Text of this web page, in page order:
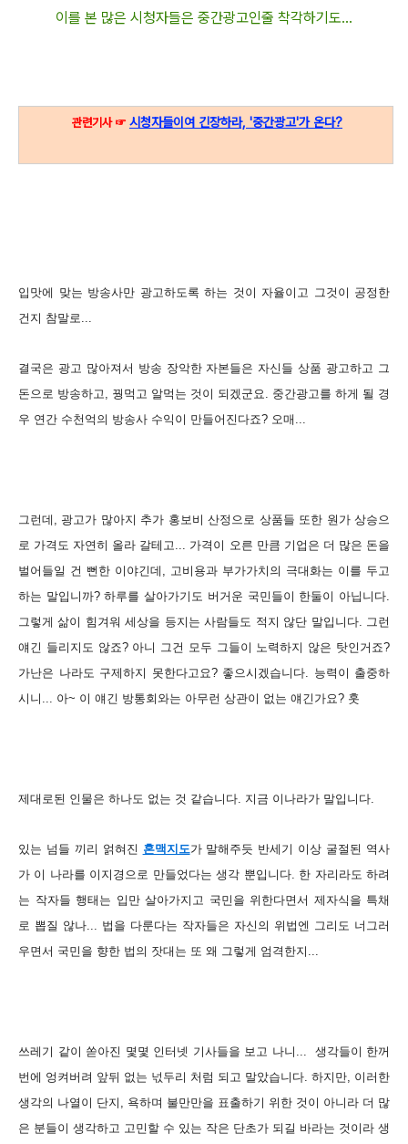
이를 본 많은 시청자들은 중간광고인줄 착각하기도...
관련기사 ☞ 시청자들이여 긴장하라, '중간광고'가 온다?
입맛에 맞는 방송사만 광고하도록 하는 것이 자율이고 그것이 공정한
건지 참말로...
결국은 광고 많아져서 방송 장악한 자본들은 자신들 상품 광고하고 그
돈으로 방송하고, 꿩먹고 알먹는 것이 되겠군요. 중간광고를 하게 될 경
우 연간 수천억의 방송사 수익이 만들어진다죠? 오매...
그런데, 광고가 많아지 추가 홍보비 산정으로 상품들 또한 원가 상승으
로 가격도 자연히 올라 갈테고... 가격이 오른 만큼 기업은 더 많은 돈을
벌어들일 건 뻔한 이야긴데, 고비용과 부가가치의 극대화는 이를 두고
하는 말입니까?하루를 살아가기도 버거운 국민들이 한둘이 아닙니다.
그렇게 삶이 힘겨워 세상을 등지는 사람들도 적지 않단 말입니다. 그런
얘긴 들리지도 않죠? 아니 그건 모두 그들이 노력하지 않은 탓인거죠?
가난은 나라도 구제하지 못한다고요? 좋으시겠습니다. 능력이 출중하
시니... 아~ 이 얘긴 방통회와는 아무런 상관이 없는 얘긴가요? 훗
제대로된 인물은 하나도 없는 것 같습니다. 지금 이나라가 말입니다.
있는 넘들 끼리 얽혀진 혼맥지도가 말해주듯 반세기 이상 굴절된 역사
가 이 나라를 이지경으로 만들었다는 생각 뿐입니다. 한 자리라도 하려
는 작자들 행태는 입만 살아가지고 국민을 위한다면서 제자식을 특채
로 뽑질 않나... 법을 다룬다는 작자들은 자신의 위법엔 그리도 너그러
우면서 국민을 향한 법의 잣대는 또 왜 그렇게 엄격한지...
쓰레기 같이 쏟아진 몇몇 인터넷 기사들을 보고 나니... 생각들이 한꺼
번에 엉켜버려 앞뒤 없는 넋두리 처럼 되고 말았습니다. 하지만, 이러한
생각의 나열이 단지, 욕하며 불만만을 표출하기 위한 것이 아니라 더 많
은 분들이 생각하고 고민할 수 있는 작은 단초가 되길 바라는 것이라 생